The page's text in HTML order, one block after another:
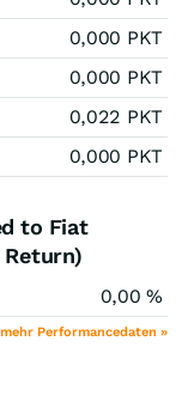
0,000 PKT
0,000 PKT
0,022 PKT
0,000 PKT
to Fiat
0,00%
mehr Performancedaten »